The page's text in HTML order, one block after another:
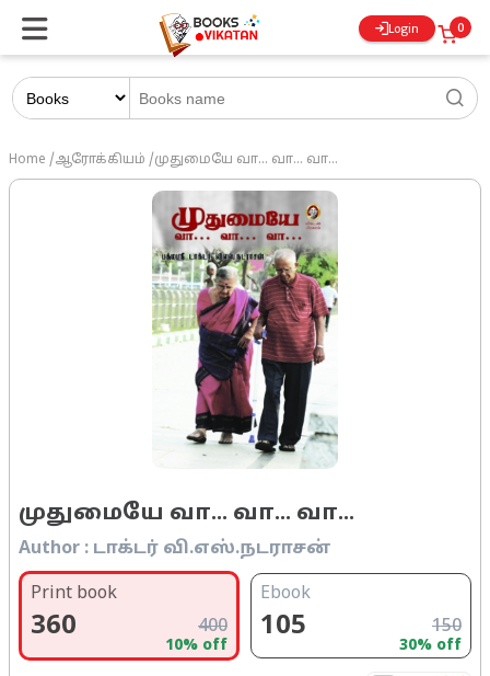
Login 0
Home /ஆரோக்கியம் /முதுமையே வா... வா... வா...
முதுமையே வா... வா... வா...
Author : டாக்டர் வி.எஸ்.நடராசன்
Print book
360 400
10% off
Ebook
105 150
30% off